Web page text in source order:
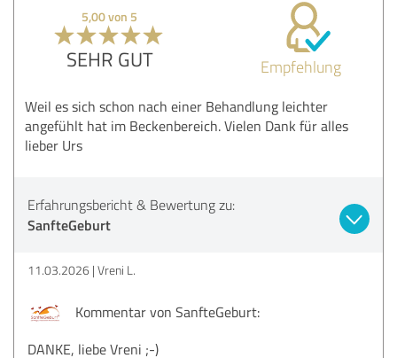
5,00 von 5
SEHR GUT Empfehlung
Weil es sich schon nach einer Behandlung leichter
angefühlt hat im Beckenbereich. Vielen Dank für alles
lieber Urs
Erfahrungsbericht & Bewertung zu:
SanfteGeburt
11.03.2026 Vreni L.
Kommentar von SanfteGeburt:
DANKE, liebe Vreni ;-)